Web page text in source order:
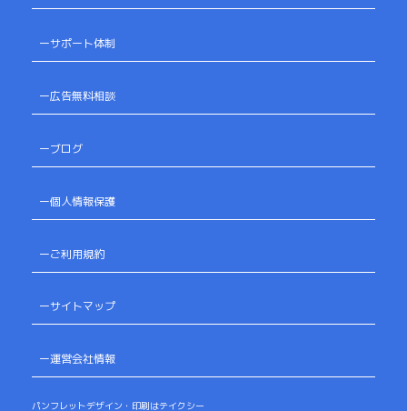
ーサポート体制
ー広告無料相談
ーブログ
ー個人情報保護
ーご利用規約
ーサイトマップ
ー運営会社情報
パンフレットデザイン・印刷はテイクシー